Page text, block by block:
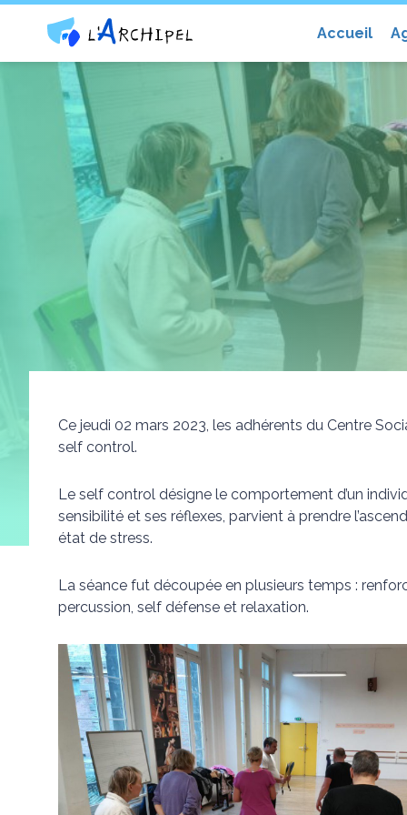
Accueil
Centre social et culturel l'Archipel
Ce jeudi 02 mars 2023, les adhérents du Centre
self control.
Le self control désigne le comportement d’un
sensibilité et ses réflexes, parvient à prendre
état de stress.
La séance fut découpée en plusieurs temps :
percussion, self défense et relaxation.